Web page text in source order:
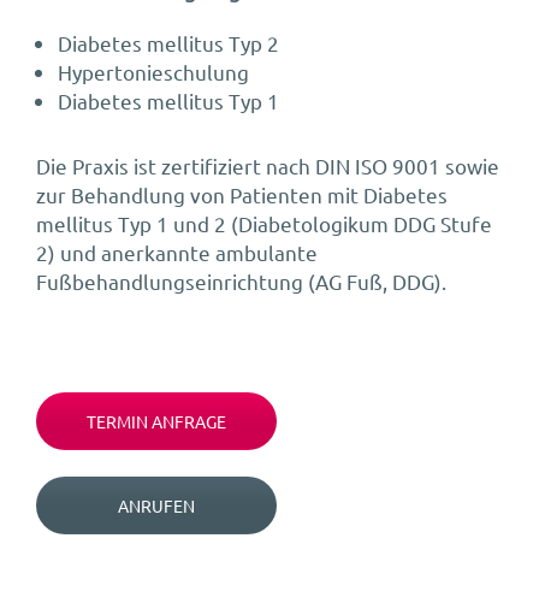
Diabetes mellitus Typ 2
Hypertonieschulung
Diabetes mellitus Typ 1
Die Praxis ist zertifiziert nach DIN ISO 9001 sowie
zur Behandlung von Patienten mit Diabetes
mellitus Typ 1 und 2 (Diabetologikum DDG Stufe
2) und anerkannte ambulante
Fußbehandlungseinrichtung (AG Fuß, DDG).
TERMIN ANFRAGE
ANRUFEN